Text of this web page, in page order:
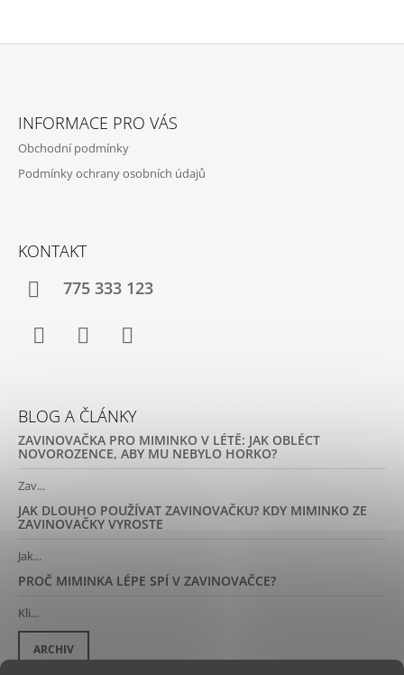
INFORMACE PRO VÁS
Obchodní podmínky
Podmínky ochrany osobních údajů
KONTAKT
775 333 123
BLOG A ČLÁNKY
ZAVINOVAČKA PRO MIMINKO V LÉTĚ: JAK OBLÉCT
NOVOROZENCE, ABY MU NEBYLO HORKO?
Zav...
JAK DLOUHO POUŽÍVAT ZAVINOVAČKU? KDY MIMINKO ZE
ZAVINOVAČKY VYROSTE
Jak...
PROČ MIMINKA LÉPE SPÍ V ZAVINOVAČCE?
Kli...
ARCHIV